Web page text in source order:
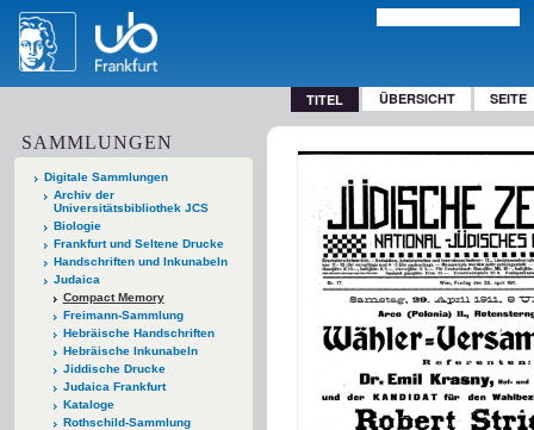
TITEL ÜBERSICHT SEITE
SAMMLUNGEN
Digitale Sammlungen
Archiv der
Universitätsbibliothek JCS
Biologie
Frankfurt und Seltene Drucke
Handschriften und Inkunabeln
Judaica
Compact Memory
Freimann-Sammlung
Hebräische Handschriften
Hebräische Inkunabeln
Jiddische Drucke
Judaica Frankfurt
Kataloge
Rothschild-Sammlung